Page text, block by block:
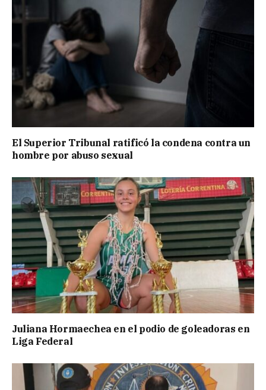
El Superior Tribunal ratificó la condena contra un
hombre por abuso sexual
Juliana Hormaechea en el podio de goleadoras en
Liga Federal